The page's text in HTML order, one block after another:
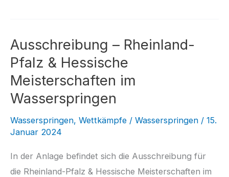
Ausschreibung – Rheinland-
Pfalz & Hessische
Meisterschaften im
Wasserspringen
Wasserspringen, Wettkämpfe / Wasserspringen / 15.
Januar 2024
In der Anlage befindet sich die Ausschreibung für
die Rheinland-Pfalz & Hessische Meisterschaften im